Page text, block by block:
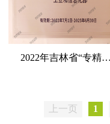
2022年吉林省“专精特新”
上一页 1